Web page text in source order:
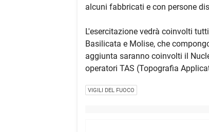
alcuni fabbricati e con persone
L'esercitazione vedrà coinvolti
Basilicata e Molise, che
aggiunta saranno coinvolti il
operatori TAS (Topografia
VIGILI DEL FUOCO